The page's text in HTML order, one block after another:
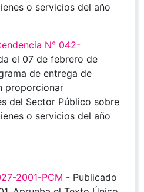
o servicios del año
N° 042-
el 07 de febrero de
de entrega de
proporcionar
del Sector Público sobre
o servicios del año
2001-PCM - Publicado